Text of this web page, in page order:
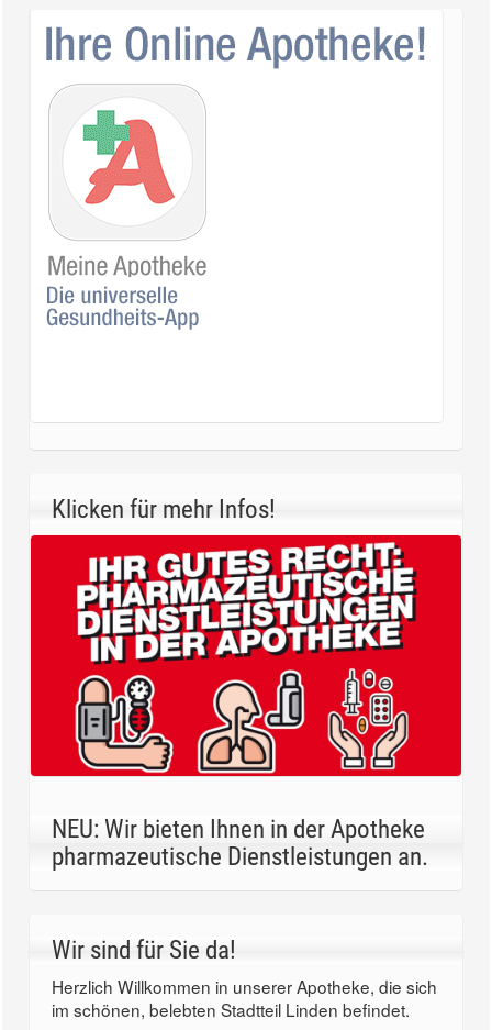
Klicken für mehr Infos!
NEU: Wir bieten Ihnen in der Apotheke
pharmazeutische Dienstleistungen an.
Wir sind für Sie da!
Herzlich Willkommen in unserer Apotheke, die sich
im schönen, belebten Stadtteil Linden befindet.